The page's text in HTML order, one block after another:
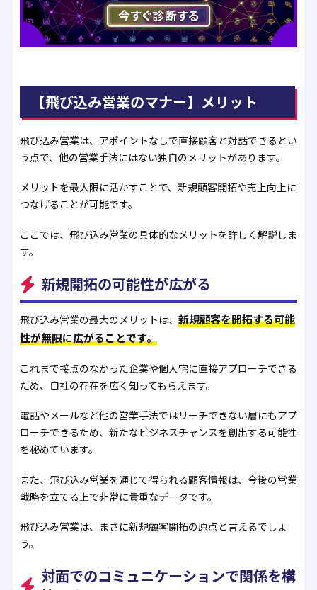
【飛び込み営業のマナー】メリット
飛び込み営業は、アポイントなしで直接顧客と対話できるとい
う点で、他の営業手法にはない独自のメリットがあります。
メリットを最大限に活かすことで、新規顧客開拓や売上向上に
つなげることが可能です。
ここでは、飛び込み営業の具体的なメリットを詳しく解説しま
す。
新規開拓の可能性が広がる
飛び込み営業の最大のメリットは、 新規顧客を開拓する可能
性が無限に広がることです。
これまで接点のなかった企業や個人宅に直接アプローチできる
ため、自社の存在を広く知ってもらえます。
電話やメールなど他の営業手法ではリーチできない層にもアプ
ローチできるため、新たなビジネスチャンスを創出する可能性
を秘めています。
また、飛び込み営業を通じて得られる顧客情報は、今後の営業
戦略を立てる上で非常に貴重なデータです。
飛び込み営業は、まさに新規顧客開拓の原点と言えるでしょ
う。
対面でのコミュニケーションで関係を構